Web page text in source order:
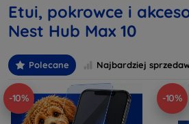
Etui, pokrowce i
Nest Hub Max 10
Polecane Najbardziej
-10% -10%